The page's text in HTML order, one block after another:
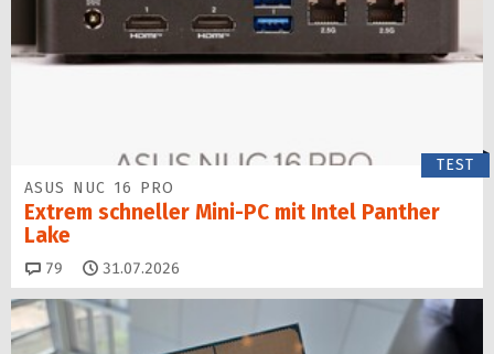
TEST
ASUS NUC 16 PRO
Extrem schneller Mini-PC mit Intel Panther
Lake
79 Kommentare
31.07.2026